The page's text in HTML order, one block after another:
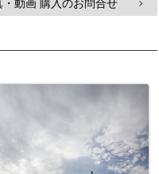
動画 購入のお問合せ >